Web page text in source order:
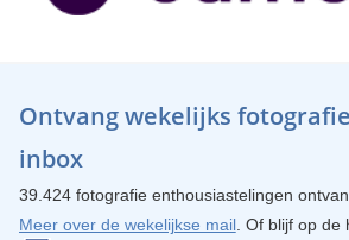
Ontvang wekelijks
inbox
39.424 fotografie enthousiastelingen
Meer over de wekelijkse mail. Of blijf op de